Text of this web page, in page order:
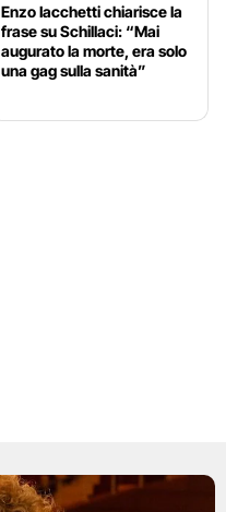
Enzo Iacchetti chiarisce la
frase su Schillaci: “Mai
augurato la morte, era solo
una gag sulla sanità”